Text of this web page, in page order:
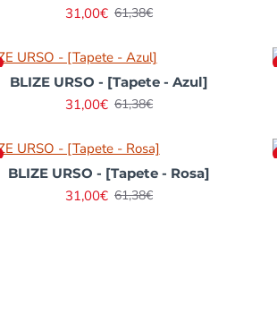
31,00€ 61,38€
BLIZE URSO - [Tapete - Azul]
31,00€ 61,38€
BLIZE URSO - [Tapete - Rosa]
31,00€ 61,38€